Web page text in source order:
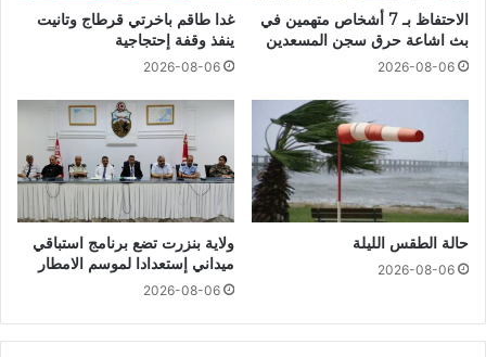
الاحتفاظ بـ 7 أشخاص متهمين في
بث اشاعة حرق سجن المسعدين
2026-08-06
غدا طاقم باخرتي قرطاج وتانيت
ينفذ وقفة إحتجاجية
2026-08-06
حالة الطقس الليلة
2026-08-06
ولاية بنزرت تضع برنامج استباقي
ميداني إستعدادا لموسم الامطار
2026-08-06